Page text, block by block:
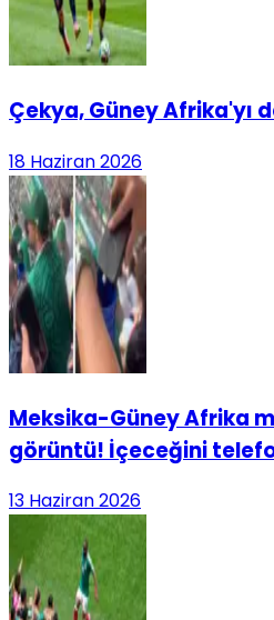
Çekya, Güney Afrika'yı
18 Haziran 2026
Meksika-Güney Afrika
görüntü! İçeceğini
13 Haziran 2026